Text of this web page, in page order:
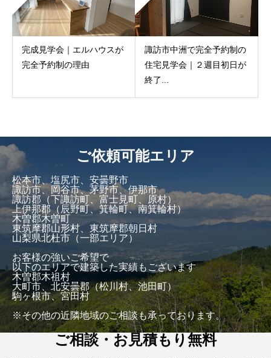
完成見学会｜エルハウスが
完全予約制の理由
諏訪市中洲で完全予約制の
住宅見学会｜２週目初日が
終了...
ご依頼可能エリア
松本市、塩尻市、安曇野市
諏訪市、岡谷市、茅野市、伊那市
諏訪郡（下諏訪町、富士見町、原村）
上伊那郡（辰野町、箕輪町、南箕輪村）
木曽郡木曽町
東筑摩郡山形村、東筑摩郡朝日村
山梨県北杜市（一部エリア）
お客様の強いご希望で
以下のエリアで建築した実績もございます
木曽郡木祖村
大町市、北安曇郡（松川村、池田町）
駒ヶ根市、宮田村
※その他の近隣地域のご相談も承っております。
ご相談・お見積もり無料